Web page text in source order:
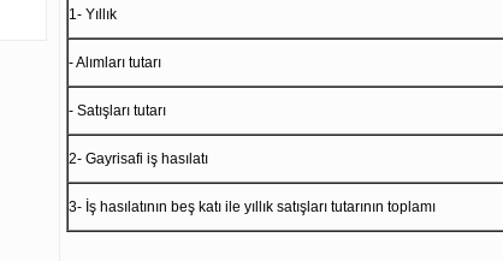
1- Yıllık
- Alımları tutarı
- Satışları tutarı
2- Gayrisafi iş hasılatı
3- İş hasılatının beş katı ile yıllık satışları tutarının toplamı